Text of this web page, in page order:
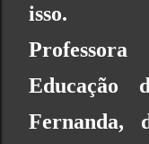
isso.
Educação
Fernanda,